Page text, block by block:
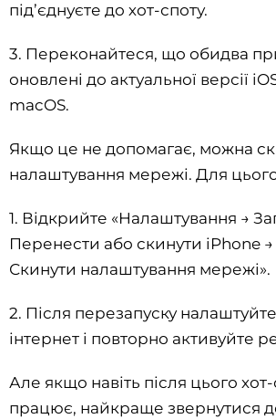
під’єднуєте до хот-споту.
3. Переконайтеся, що обидва
оновлені до актуальної версії
macOS.
Якщо це не допомагає, можна
налаштування мережі. Для
1. Відкрийте «Налаштування →
Перенести або скинути iPhone
Скинути налаштування мережі».
2. Після перезапуску
інтернет і повторно активуйте
Але якщо навіть після цього
працює, найкраще звернутися